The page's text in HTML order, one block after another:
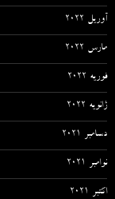
آوریل 2022
مارس 2022
فوریه 2022
ژانویه 2022
دسامبر 2021
نوامبر 2021
اکتبر 2021